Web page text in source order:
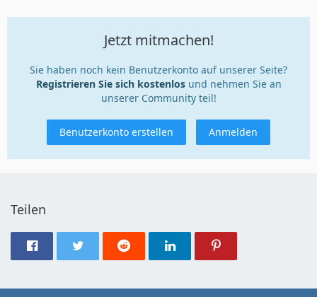
Jetzt mitmachen!
Sie haben noch kein Benutzerkonto auf unserer Seite?
Registrieren Sie sich kostenlosund nehmen Sie an
unserer Community teil!
Benutzerkonto erstellen Anmelden
Teilen